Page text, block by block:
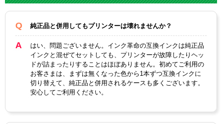
対応
純正型番
顔料・染料 顔料
ICチップ あり
製品タイプ
純正品と併用してもプリンターは壊れませんか？
はい、問題ございません。インク革命の互換インクは純正品
インクと混ぜてセットしても、プリンターが故障したりヘッ
ドが詰まったりすることはほぼありません。初めてご利用の
お客さまは、まずは無くなった色から1本ずつ互換インクに
切り替えて、純正品と併用されるケースも多くございます。
安心してご利用ください。